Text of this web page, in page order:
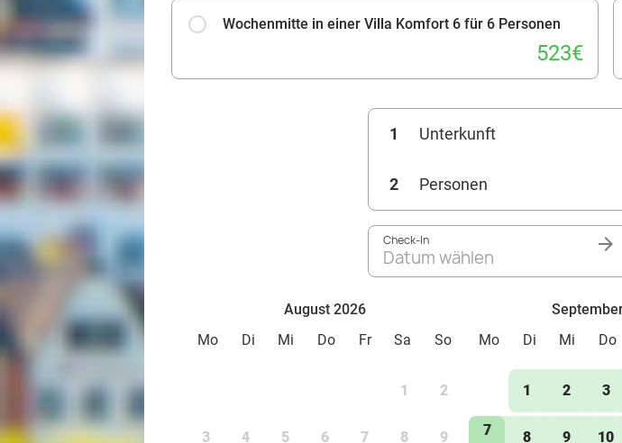
Wochenmitte in einer Villa Komfort 6 für 6 Personen
523€
1 Unterkunft
2 Personen
Check-In
Datum wählen
August 2026
Mo
Di Mi Do Fr Sa So
1 2
3 4 5 6 7 8 9
Mo
Di Mi Do
1 2 3
7 8 9 10